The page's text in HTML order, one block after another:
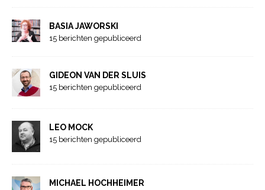
BASIA JAWORSKI
15 berichten gepubliceerd
GIDEON VAN DER SLUIS
15 berichten gepubliceerd
LEO MOCK
15 berichten gepubliceerd
MICHAEL HOCHHEIMER